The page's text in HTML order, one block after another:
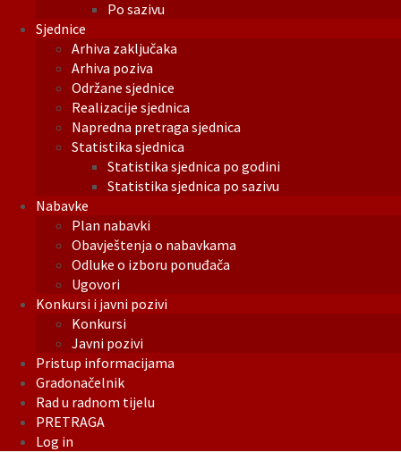
Po sazivu
Sjednice
Arhiva zaključaka
Arhiva poziva
Održane sjednice
Realizacije sjednica
Napredna pretraga sjednica
Statistika sjednica
Statistika sjednica po godini
Statistika sjednica po sazivu
Nabavke
Plan nabavki
Obavještenja o nabavkama
Odluke o izboru ponuđača
Ugovori
Konkursi i javni pozivi
Konkursi
Javni pozivi
Pristup informacijama
Gradonačelnik
Rad u radnom tijelu
PRETRAGA
Log in